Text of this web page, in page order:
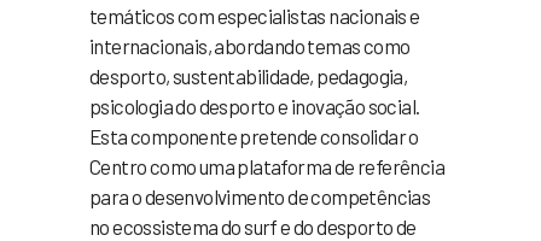
temáticos com especialistas nacionais e
internacionais, abordando temas como
desporto, sustentabilidade, pedagogia,
psicologia do desporto e inovação social.
Esta componente pretende consolidar o
Centro como uma plataforma de referência
para o desenvolvimento de competências
no ecossistema do surf e do desporto de